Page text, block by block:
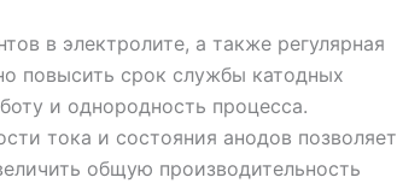
в электролите, а также регулярная
повысить срок службы катодных
и однородность процесса.
тока и состояния анодов позволяет
общую производительность